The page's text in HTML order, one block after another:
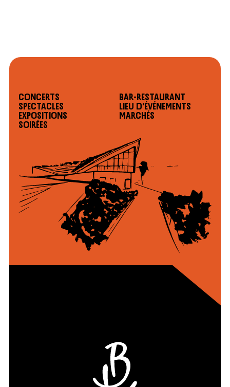
Concerts
Spectacles
Expositions
Soirées
Bar-restaurant
Lieu d'événements
Marchés